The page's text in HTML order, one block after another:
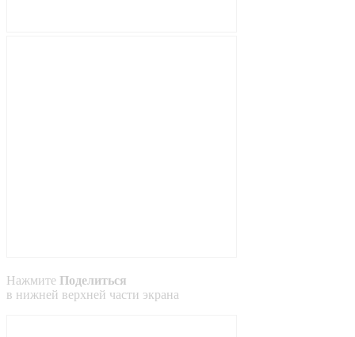
Нажмите Поделиться
в нижней верхней части экрана